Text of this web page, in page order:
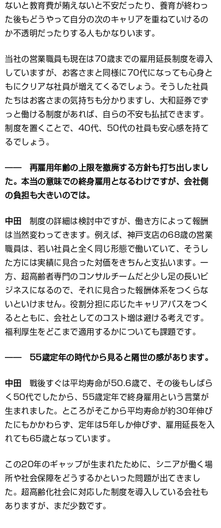
ないと教育費が賄えないと不安だったり、養育が終わっ
た後もどうやって自分の次のキャリアを重ねていけるの
か不透明だったりする人もかなりいます。
当社の営業職員も現在は70歳までの雇用延長制度を導入
していますが、お客さまと同様に70代になっても心身と
もにクリアな社員が増えてくるでしょう。そうした社員
たちはお客さまの気持ちも分かりますし、大和証券でず
っと働ける制度があれば、自らの不安も払拭できます。
制度を置くことで、40代、50代の社員も安心感を持て
るでしょう。
―― 再雇用年齢の上限を撤廃する方針も打ち出しまし
た。本当の意味での終身雇用となるわけですが、会社側
の負担も大きいのでは。
中田
制度の詳細は検討中ですが、働き方によって報酬
は当然変わってきます。例えば、神戸支店の68歳の営業
職員は、若い社員と全く同じ形態で働いていて、そうし
た方には実績に見合った対価をきちんと支払います。一
方、超高齢者専門のコンサルチームだと少し足の長いビ
ジネスになるので、それに見合った報酬体系をつくらな
いといけません。役割分担に応じたキャリアパスをつく
るとともに、会社としてのコスト増は避ける考えです。
福利厚生をどこまで適用するかについても課題です。
―― 55歳定年の時代から見ると隔世の感があります。
中田
戦後すぐは平均寿命が50.6歳で、その後もしばら
く50代でしたから、55歳定年で終身雇用という言葉が
生まれました。ところがそこから平均寿命が約30年伸び
たにもかかわらず、定年は5年しか伸びず、雇用延長を入
れても65歳となっています。
この20年のギャップが生まれたために、シニアが働く場
所や社会保障をどうするかといった問題が出てきまし
た。超高齢化社会に対応した制度を導入している会社も
ありますが、まだ少数です。